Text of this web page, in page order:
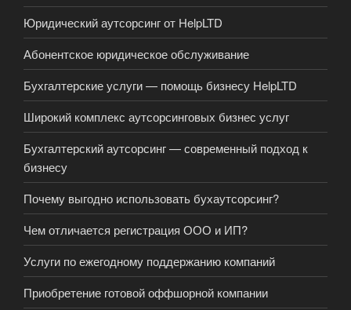
Юридический аутсорсинг от HelpLTD
Абонентское юридическое обслуживание
Бухгалтерские услуги — помощь бизнесу HelpLTD
Широкий комплекс аутсорсинговых бизнес услуг
Бухгалтерский аутсорсинг — современный подход к
бизнесу
Почему выгодно использовать бухаутсорсинг?
Чем отличается регистрация ООО и ИП?
Услуги по ежегодному поддержанию компаний
Приобретение готовой оффшорной компании